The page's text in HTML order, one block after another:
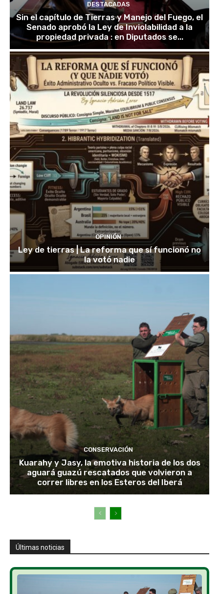
DESTACADAS
Sin el capítulo de Tierras y Manejo del Fuego, el
Senado aprobó la Ley de Inviolabilidad a la
propiedad privada : en Diputados se...
OPINIÓN
Ley de tierras | La reforma que sí funcionó no
la votó nadie
CONSERVACIÓN
Kuarahy y Jasy, la emotiva historia de los dos
aguará guazú rescatados que volvieron a
correr libres en los Esteros del Iberá
Últimas noticias